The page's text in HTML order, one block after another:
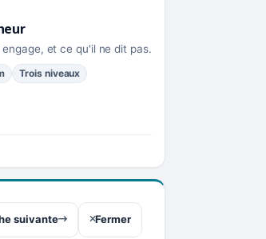
et ce qu'il ne dit pas.
Trois niveaux
suivante Fermer